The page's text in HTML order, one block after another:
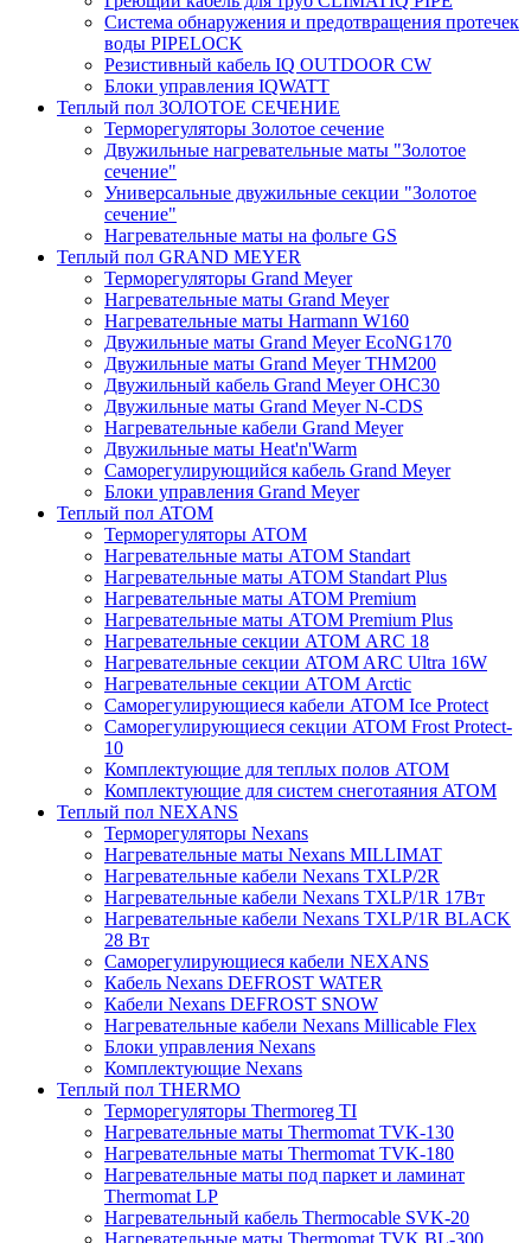
Система обнаружения и предотвращения протечек
воды PIPELOCK
Резистивный кабель IQ OUTDOOR CW
Блоки управления IQWATT
Теплый пол ЗОЛОТОЕ СЕЧЕНИЕ
Терморегуляторы Золотое сечение
Двужильные нагревательные маты "Золотое
сечение"
Универсальные двужильные секции "Золотое
сечение"
Нагревательные маты на фольге GS
Теплый пол GRAND MEYER
Терморегуляторы Grand Meyer
Нагревательные маты Grand Meyer
Нагревательные маты Harmann W160
Двужильные маты Grand Meyer EcoNG170
Двужильные маты Grand Meyer THM200
Двужильный кабель Grand Meyer OHC30
Двужильные маты Grand Meyer N-CDS
Нагревательные кабели Grand Meyer
Двужильные маты Heat'n'Warm
Саморегулирующийся кабель Grand Meyer
Блоки управления Grand Meyer
Теплый пол ATOM
Терморегуляторы АТОМ
Нагревательные маты АТОМ Standart
Нагревательные маты АТОМ Standart Plus
Нагревательные маты АТОМ Premium
Нагревательные маты АТОМ Premium Plus
Нагревательные секции АТОМ ARC 18
Нагревательные секции ATOM ARC Ultra 16W
Нагревательные секции АТОМ Arctic
Саморегулирующиеся кабели ATOM Ice Protect
Саморегулирующиеся секции ATOM Frost Protect-
10
Комплектующие для теплых полов ATOM
Комплектующие для систем снеготаяния ATOM
Теплый пол NEXANS
Терморегуляторы Nexans
Нагревательные маты Nexans MILLIMAT
Нагревательные кабели Nexans TXLP/2R
Нагревательные кабели Nexans TXLP/1R 17Вт
Нагревательные кабели Nexans TXLP/1R BLACK
28 Вт
Саморегулирующиеся кабели NEXANS
Кабель Nexans DEFROST WATER
Кабели Nexans DEFROST SNOW
Нагревательные кабели Nexans Millicable Flex
Блоки управления Nexans
Комплектующие Nexans
Теплый пол THERMO
Терморегуляторы Thermoreg TI
Нагревательные маты Thermomat TVK-130
Нагревательные маты Thermomat TVK-180
Нагревательные маты под паркет и ламинат
Thermomat LP
Нагревательный кабель Thermocable SVK-20
Нагревательные маты Thermomat TVK BL-300